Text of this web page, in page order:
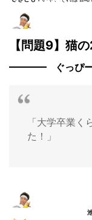
【問題9】猫
ぐっぴ
「大学卒業く
た！」